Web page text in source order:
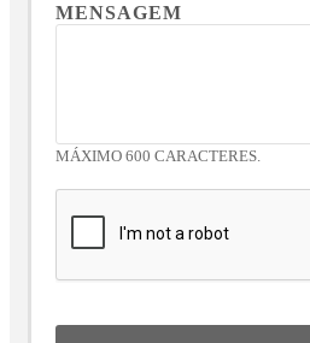
MENSAGEM
MÁXIMO 600 CARACTERES.